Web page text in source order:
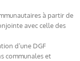
à partir de
avec celle des
d’une DGF
communales et